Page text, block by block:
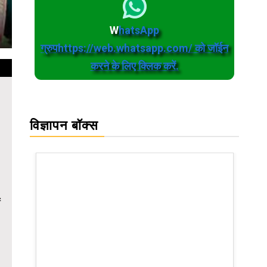
WhatsApp
ग्रुपhttps://web.whatsapp.com/ को जॉईन
करने के लिए क्लिक करें.
विज्ञापन बॉक्स